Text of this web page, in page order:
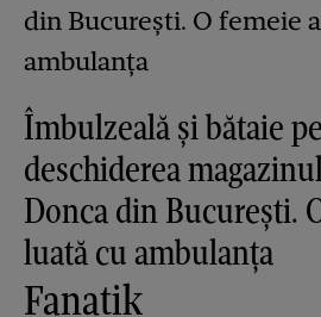
Îmbulzeală și bătaie
deschiderea
Donca din București.
luată cu ambulanța
Fanatik